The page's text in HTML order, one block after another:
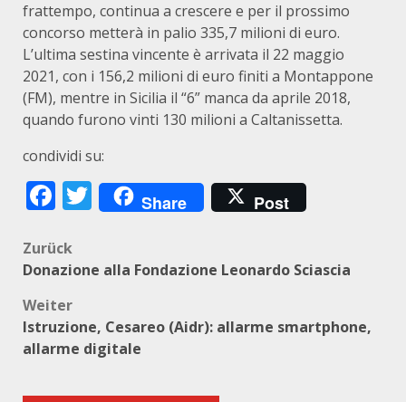
frattempo, continua a crescere e per il prossimo
concorso metterà in palio 335,7 milioni di euro.
L’ultima sestina vincente è arrivata il 22 maggio
2021, con i 156,2 milioni di euro finiti a Montappone
(FM), mentre in Sicilia il “6” manca da aprile 2018,
quando furono vinti 130 milioni a Caltanissetta.
condividi su:
Facebook
Twitter
Share Post
Beitragsnavigation
Zurück
Donazione alla Fondazione Leonardo Sciascia
Weiter
Istruzione, Cesareo (Aidr): allarme smartphone,
allarme digitale